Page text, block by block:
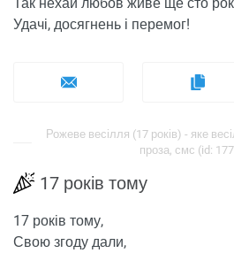
Удачі, досягнень і перемог!
Рожеве весілля (17 років) - яке
проза, смс (id:
17 років тому
17 років тому,
Свою згоду дали,